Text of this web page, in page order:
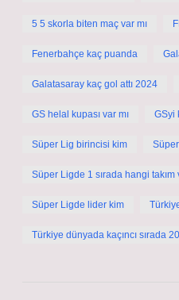
5 5 skorla biten maç var mı
Fenerbahçe kaç puanda
Galatasaray kaç gol attı 2024
GS helal kupası var mı GSyi
Süper Lig birincisi kim
Süper Ligde 1 sırada hangi
Süper Ligde lider kim
Türkiye dünyada kaçıncı sırada